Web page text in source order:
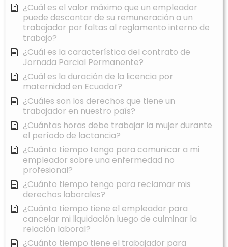
¿Cuál es el valor máximo que un empleador
puede descontar de su remuneración a un
trabajador por faltas al reglamento interno de
trabajo?
¿Cuál es la característica del contrato de
Jornada Parcial Permanente?
¿Cuál es la duración de la licencia por
maternidad en Ecuador?
¿Cuáles son los derechos que tiene un
trabajador en nuestro país?
¿Cuántas horas debe trabajar la mujer durante
el período de lactancia?
¿Cuánto tiempo tengo para comunicar a mi
empleador sobre una enfermedad no
profesional?
¿Cuánto tiempo tengo para reclamar mis
derechos laborales?
¿Cuánto tiempo tiene el empleador para
cancelar mi liquidación luego de culminar la
relación laboral?
¿Cuánto tiempo tiene el trabajador para